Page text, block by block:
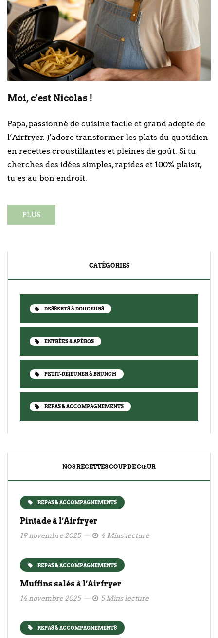
Moi, c’est Nicolas !
Papa, passionné de cuisine facile et grand adepte de
l’Airfryer. J’adore transformer les plats du quotidien
en recettes croustillantes et pleines de goût. Si tu
cherches des idées simples, rapides et 100% plaisir,
tu es au bon endroit.
PLUS
CATÉGORIES
DESSERTS & DOUCEURS
ENTRÉES & APÉROS
PETIT-DÉJEUNER & BRUNCH
REPAS & ACCOMPAGNEMENTS
NOS RECETTES COUP DE CŒUR
REPAS & ACCOMPAGNEMENTS
Pintade à l’Airfryer
19 novembre 2025 4 Mins lecture
REPAS & ACCOMPAGNEMENTS
Muffins salés à l’Airfryer
14 novembre 2025 5 Mins lecture
REPAS & ACCOMPAGNEMENTS